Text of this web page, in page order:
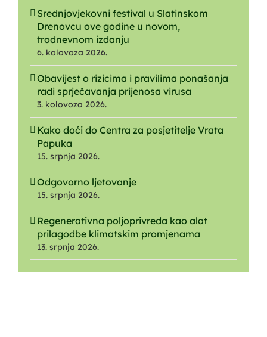
Srednjovjekovni festival u Slatinskom
Drenovcu ove godine u novom,
trodnevnom izdanju
6. kolovoza 2026.
Obavijest o rizicima i pravilima ponašanja
radi sprječavanja prijenosa virusa
3. kolovoza 2026.
Kako doći do Centra za posjetitelje Vrata
Papuka
15. srpnja 2026.
Odgovorno ljetovanje
15. srpnja 2026.
Regenerativna poljoprivreda kao alat
prilagodbe klimatskim promjenama
13. srpnja 2026.